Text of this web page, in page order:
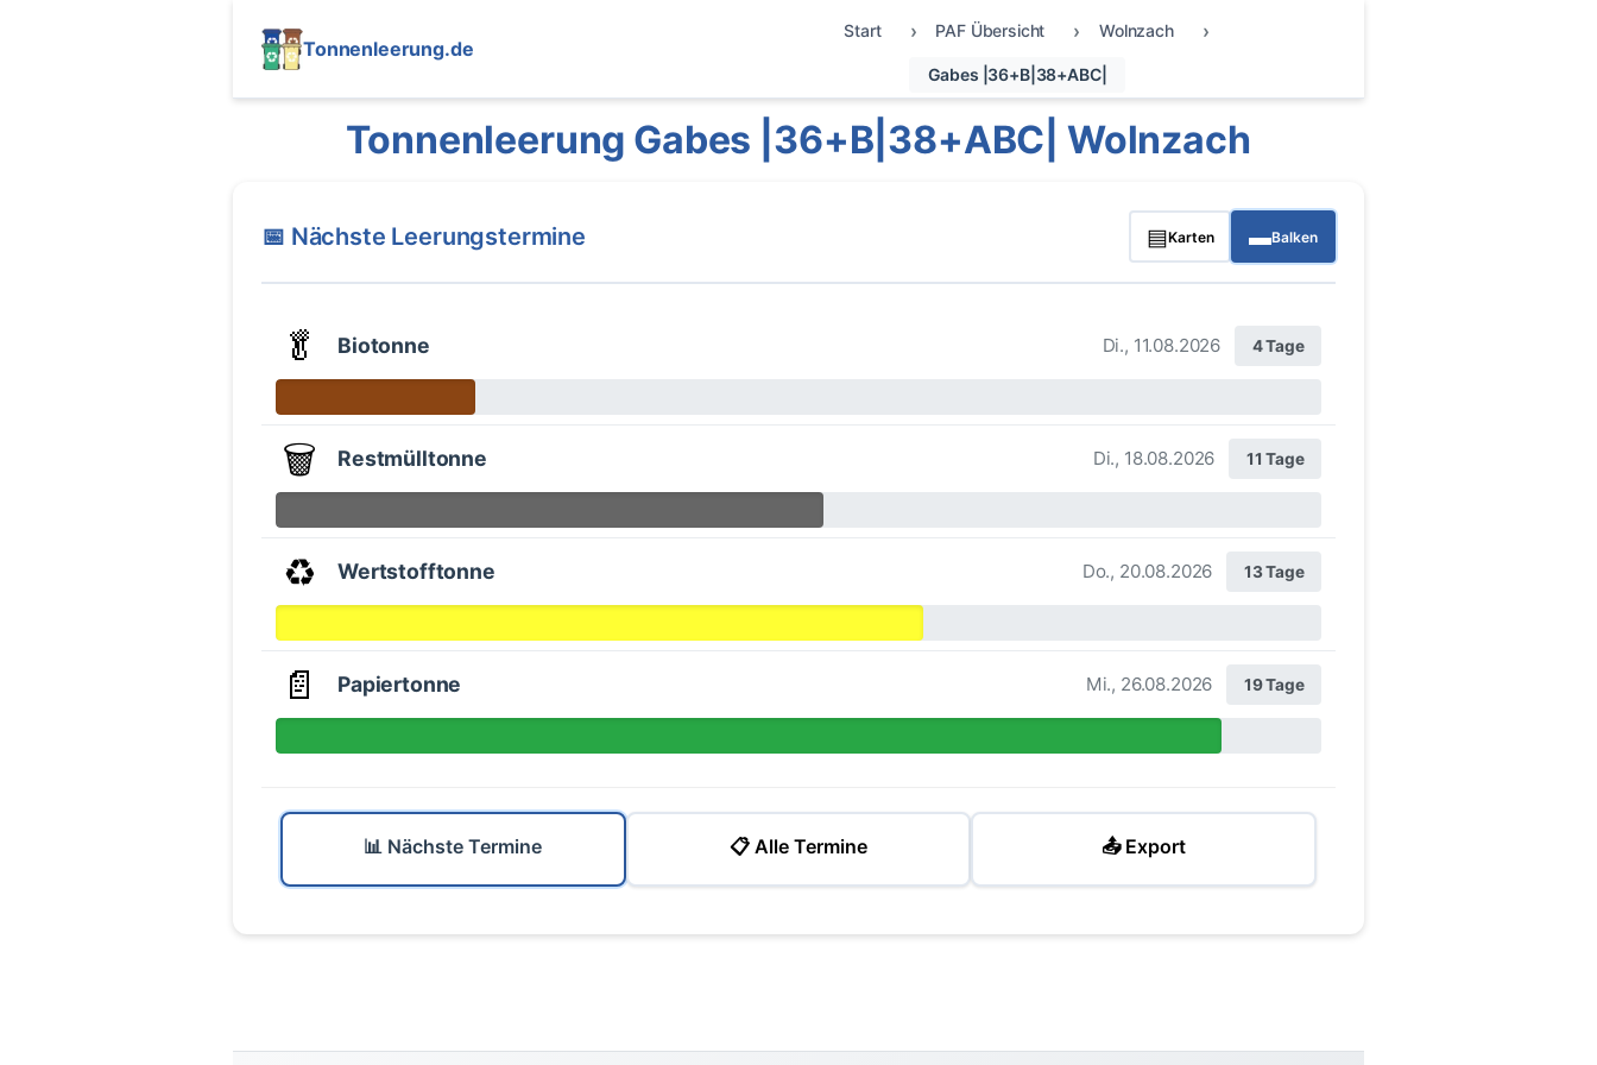
Tonnenleerung.de
Start PAF Übersicht Wolnzach
Gabes |36+B|38+ABC|
Tonnenleerung Gabes |36+B|38+ABC| Wolnzach
📅 Nächste Leerungstermine ▤Karten ▬Balken
🥬 Biotonne Di., 11.08.2026 4 Tage
🗑️ Restmülltonne Di., 18.08.2026 11 Tage
♻️ Wertstofftonne Do., 20.08.2026 13 Tage
📄 Papiertonne Mi., 26.08.2026 19 Tage
📊 Nächste Termine 📋 Alle Termine 📤 Export